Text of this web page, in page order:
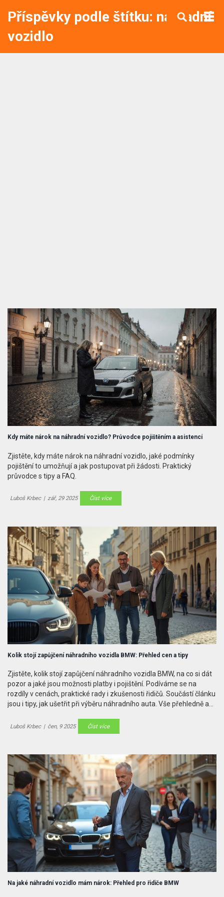
Příspěvky podle štítku: náhradní
vozidlo
Kdy máte nárok na náhradní vozidlo? Průvodce pojištěním a asistencí
Zjistěte, kdy máte nárok na náhradní vozidlo, jaké podmínky
pojištění to umožňují a jak postupovat při žádosti. Praktický
průvodce s tipy a FAQ.
Luboš Krbec | zář, 29 2025 Číst více
Kolik stojí zapůjčení náhradního vozidla BMW: Přehled cen a tipy
Zjistěte, kolik stojí zapůjčení náhradního vozidla BMW, na co si dát
pozor a jaké jsou možnosti platby i pojištění. Podíváme se na
rozdíly v cenách, praktické rady i zkušenosti řidičů. Součástí článku
jsou i tipy, jak ušetřit při výběru náhradního auta. Vše přehledně a
vám mohou ušetřit peníze a starosti.
Luboš Krbec | čen, 9 2025 Číst více
Na jaké náhradní vozidlo mám nárok: Přehled pro řidiče BMW